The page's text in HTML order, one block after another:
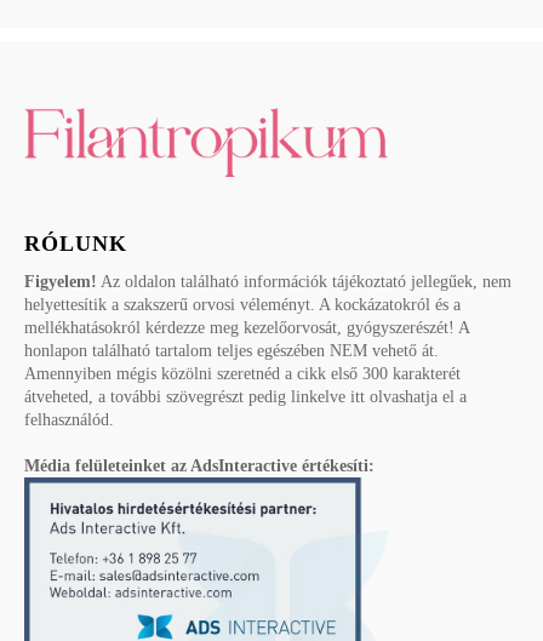
RÓLUNK
Figyelem! Az oldalon található információk tájékoztató jellegűek, nem
helyettesítik a szakszerű orvosi véleményt. A kockázatokról és a
mellékhatásokról kérdezze meg kezelőorvosát, gyógyszerészét! A
honlapon található tartalom teljes egészében NEM vehető át.
Amennyiben mégis közölni szeretnéd a cikk első 300 karakterét
átveheted, a további szövegrészt pedig linkelve itt olvashatja el a
felhasználód.
Média felületeinket az AdsInteractive értékesíti: